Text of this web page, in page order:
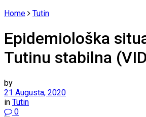
Home Tutin
Epidemiološka
Tutinu stabilna
by
21 Augusta, 2020
in Tutin
0